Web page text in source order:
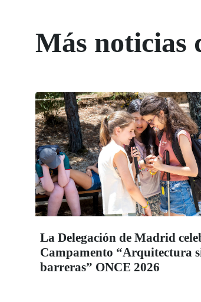
Más noticias
La Delegación de Madrid
Campamento “Arquitectura
barreras” ONCE 2026